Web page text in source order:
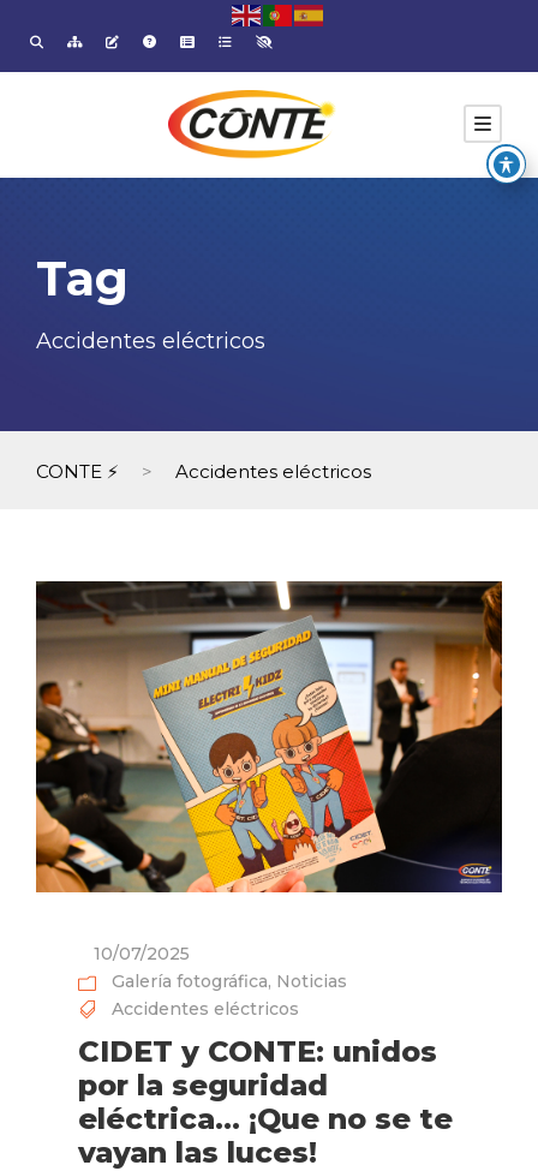
Tag
Accidentes eléctricos
CONTE ⚡ > Accidentes eléctricos
10/07/2025
Galería fotográfica, Noticias
Accidentes eléctricos
CIDET y CONTE: unidos
por la seguridad
eléctrica… ¡Que no se te
vayan las luces!